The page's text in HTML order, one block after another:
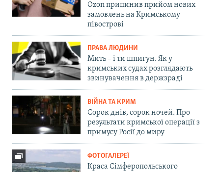
Ozon припинив прийом нових
замовлень на Кримському
півострові
ПРАВА ЛЮДИНИ
Мить – і ти шпигун. Як у
кримських судах розглядають
звинувачення в держзраді
ВІЙНА ТА КРИМ
Сорок днів, сорок ночей. Про
результати кримської операції з
примусу Росії до миру
ФОТОГАЛЕРЕЇ
Краса Сімферопольського